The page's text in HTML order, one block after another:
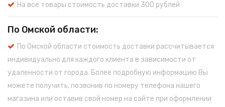
На все товары стоимость доставки 300 рублей
По Омской области:
По Омской области стоимость доставки рассчитывается
индивидуально для каждого клиента в зависимости от
удаленности от города. Более подробную информацию Вы
можете получить, позвонив по номеру телефона нашего
магазина или оставив свой номер на сайте при оформлении